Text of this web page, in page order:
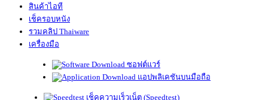
สินค้าไอที
เช็ครอบหนัง
รวมคลิป Thaiware
เครื่องมือ
ซอฟต์แวร์
แอปพลิเคชันบนมือถือ
เช็คความเร็วเน็ต (Speedtest)